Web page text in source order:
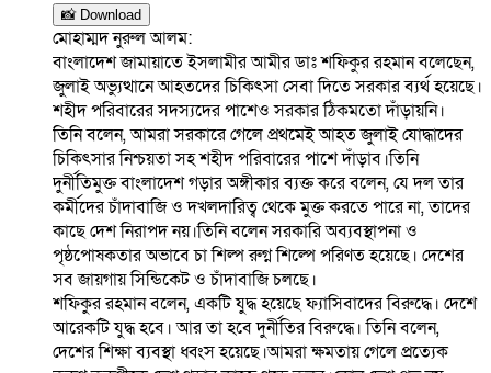
📸 Download
মোহাম্মদ নুরুল আলম:
বাংলাদেশ জামায়াতে ইসলামীর আমীর ডাঃ শফিকুর রহমান বলেছেন,
জুলাই অভ্যুত্থানে আহতদের চিকিৎসা সেবা দিতে সরকার ব্যর্থ হয়েছে।
শহীদ পরিবারের সদস্যদের পাশেও সরকার ঠিকমতো দাঁড়ায়নি।
তিনি বলেন, আমরা সরকারে গেলে প্রথমেই আহত জুলাই যোদ্ধাদের
চিকিৎসার নিশ্চয়তা সহ শহীদ পরিবারের পাশে দাঁড়াব।তিনি
দুর্নীতিমুক্ত বাংলাদেশ গড়ার অঙ্গীকার ব্যক্ত করে বলেন, যে দল তার
কর্মীদের চাঁদাবাজি ও দখলদারিত্ব থেকে মুক্ত করতে পারে না, তাদের
কাছে দেশ নিরাপদ নয়।তিনি বলেন সরকারি অব্যবস্থাপনা ও
পৃষ্ঠপোষকতার অভাবে চা শিল্প রুগ্ন শিল্পে পরিণত হয়েছে। দেশের
সব জায়গায় সিন্ডিকেট ও চাঁদাবাজি চলছে।
শফিকুর রহমান বলেন, একটি যুদ্ধ হয়েছে ফ্যাসিবাদের বিরুদ্ধে। দেশে
আরেকটি যুদ্ধ হবে। আর তা হবে দুর্নীতির বিরুদ্ধে। তিনি বলেন,
দেশের শিক্ষা ব্যবস্থা ধ্বংস হয়েছে।আমরা ক্ষমতায় গেলে প্রত্যেক